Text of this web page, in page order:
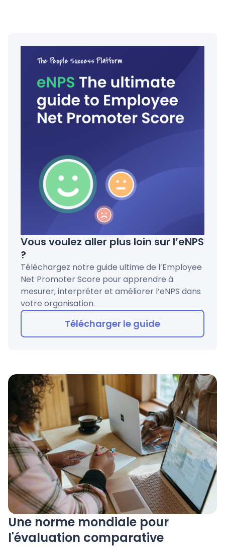
Vous voulez aller plus loin sur l’eNPS
?
Téléchargez notre guide ultime de l’Employee
Net Promoter Score pour apprendre à
mesurer, interpréter et améliorer l’eNPS dans
votre organisation.
Télécharger le guide
Une norme mondiale pour
l'évaluation comparative